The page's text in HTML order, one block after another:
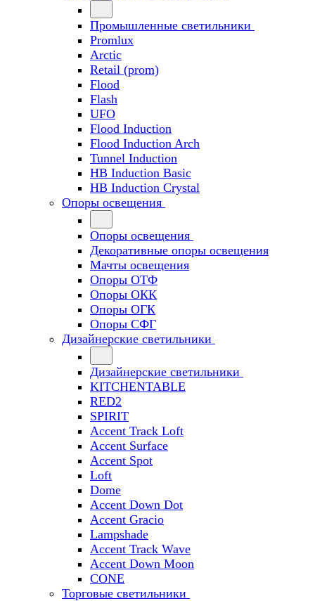
Промышленные светильники
Promlux
Arctic
Retail (prom)
Flood
Flash
UFO
Flood Induction
Flood Induction Arch
Tunnel Induction
HB Induction Basic
HB Induction Crystal
Опоры освещения
Опоры освещения
Декоративные опоры освещения
Мачты освещения
Опоры ОТФ
Опоры ОКК
Опоры ОГК
Опоры СФГ
Дизайнерские светильники
Дизайнерские светильники
KITCHENTABLE
RED2
SPIRIT
Accent Track Loft
Accent Surface
Accent Spot
Loft
Dome
Accent Down Dot
Accent Gracio
Lampshade
Accent Track Wave
Accent Down Moon
CONE
Торговые светильники